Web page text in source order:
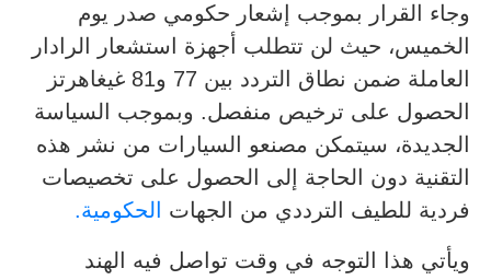
وجاء القرار بموجب إشعار حكومي صدر يوم
الخميس، حيث لن تتطلب أجهزة استشعار الرادار
العاملة ضمن نطاق التردد بين 77 و81 غيغاهرتز
الحصول على ترخيص منفصل. وبموجب السياسة
الجديدة، سيتمكن مصنعو السيارات من نشر هذه
التقنية دون الحاجة إلى الحصول على تخصيصات
فردية للطيف الترددي من الجهات
الحكومية.
ويأتي هذا التوجه في وقت تواصل فيه الهند